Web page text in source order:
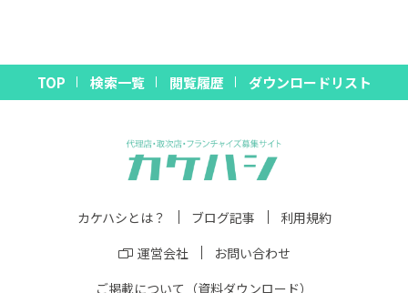
TOP 検索一覧 閲覧履歴 ダウンロードリスト
カケハシとは？ ブログ記事
利用規約
運営会社
お問い合わせ
ご掲載について（資料ダウンロード）